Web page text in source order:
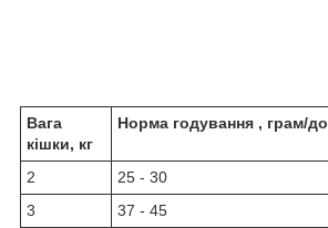
Вага
кішки, кг
Норма годування , грам/
2
25 - 30
3
37 - 45